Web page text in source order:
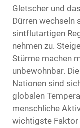
Gletscher und
Dürren wechseln
sintflutartigen
nehmen zu.
Stürme machen
unbewohnbar.
Nationen sind
globalen
menschliche
wichtigste Faktor